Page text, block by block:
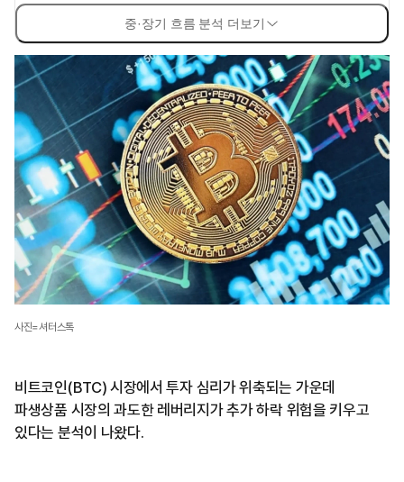
중·장기 흐름 분석 더보기
사진=셔터스톡
비트코인(BTC) 시장에서 투자 심리가 위축되는 가운데
파생상품 시장의 과도한 레버리지가 추가 하락 위험을 키우고
있다는 분석이 나왔다.